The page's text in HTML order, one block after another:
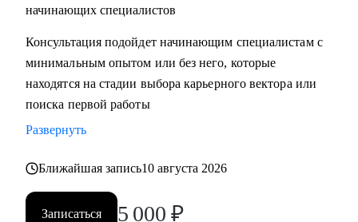
начинающих специалистов
Консультация подойдет начинающим специалистам с
минимальным опытом или без него, которые
находятся на стадии выбора карьерного вектора или
поиска первой работы
Развернуть
Ближайшая запись10 августа 2026
Записаться 5 000 ₽